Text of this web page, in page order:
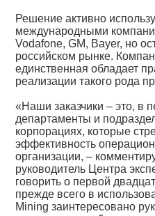
Решение активно
международными
Vodafone, GM, Bayer, но
российском рынке.
единственная обладает
реализации такого рода
«Наши заказчики – это, в
департаменты и
корпорациях, которые
эффективность
организации, –
руководитель Центра
говорить о первой
прежде всего в
Mining заинтересовано